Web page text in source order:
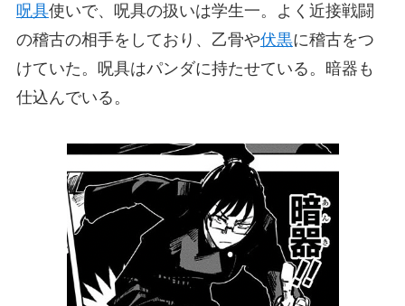
呪具使いで、呪具の扱いは学生一。よく近接戦闘
の稽古の相手をしており、乙骨や伏黒に稽古をつ
けていた。呪具はパンダに持たせている。暗器も
仕込んでいる。